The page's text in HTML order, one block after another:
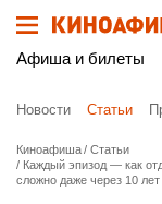
Афиша и билеты
Новости Статьи
Киноафиша
Статьи
Каждый эпизод — как
сложно даже через 10 лет